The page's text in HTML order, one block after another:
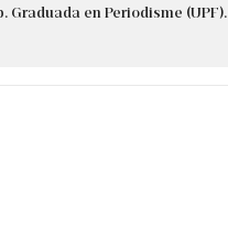
en Periodisme (UPF).